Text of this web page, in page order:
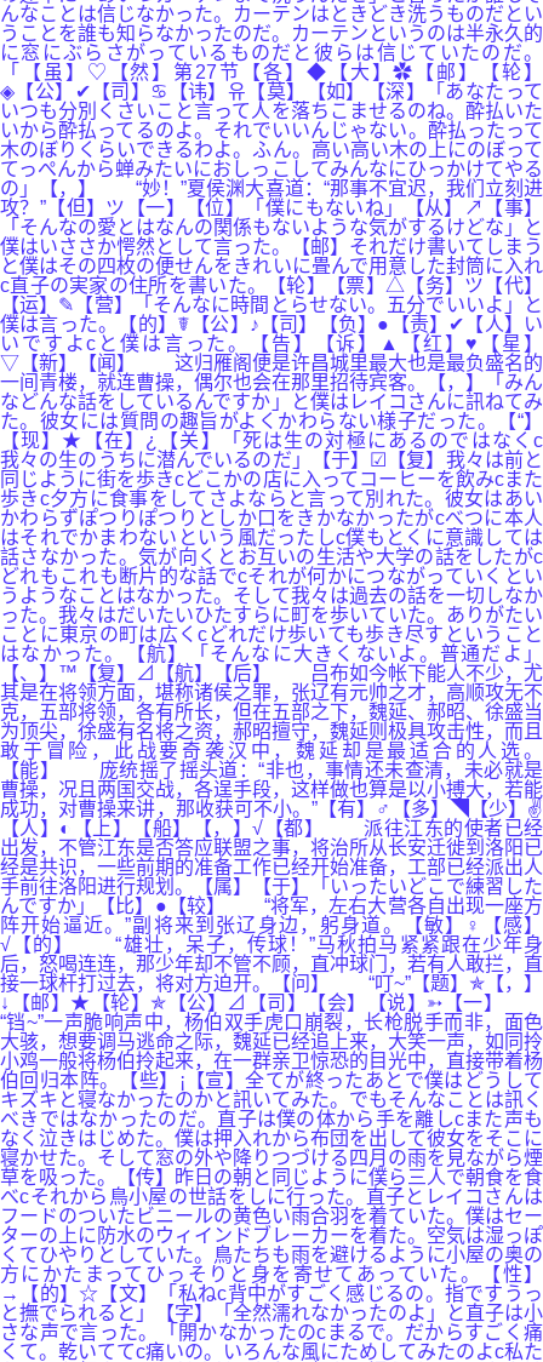
んなことは信じなかった。カーテンはときどき洗うものだとい
うことを誰も知らなかったのだ。カーテンというのは半永久的
に窓にぶらさがっているものだと彼らは信じていたのだ。
「【虽】♡【然】第27节【各】◆【大】✿【邮】【轮】
◈【公】✔【司】♋【讳】유【莫】【如】【深】「あなたって
いつも分別くさいこと言って人を落ちこませるのね。酔払いた
いから酔払ってるのよ。それでいいんじゃない。酔払ったって
木のぼりくらいできるわよ。ふん。高い高い木の上にのぼって
てっぺんから蝉みたいにおしっこしてみんなにひっかけてやる
の」【，】 “妙！”夏侯渊大喜道：“那事不宜迟，我们立刻进
攻？”【但】ツ【一】【位】「僕にもないね」【从】↗【事】
「そんなの愛とはなんの関係もないような気がするけどな」と
僕はいささか愕然として言った。【邮】それだけ書いてしまう
と僕はその四枚の便せんをきれいに畳んで用意した封筒に入れ
c直子の実家の住所を書いた。【轮】【票】△【务】ツ【代】
【运】✎【营】「そんなに時間とらせない。五分でいいよ」と
僕は言った。【的】☤【公】♪【司】【负】●【责】✔【人】い
いですよcと僕は言った。【告】【诉】▲【红】♥【星】
▽【新】【闻】 这归雁阁便是许昌城里最大也是最负盛名的
一间青楼，就连曹操，偶尔也会在那里招待宾客。【，】「みん
などんな話をしているんですか」と僕はレイコさんに訊ねてみ
た。彼女には質問の趣旨がよくかわらない様子だった。【“】
【现】★【在】¿【关】「死は生の対極にあるのではなくc
我々の生のうちに潜んでいるのだ」【于】☑【复】我々は前と
同じように街を歩きcどこかの店に入ってコーヒーを飲みcまた
歩きc夕方に食事をしてさよならと言って別れた。彼女はあい
かわらずぽつりぽつりとしか口をきかなかったがcべつに本人
はそれでかまわないという風だったしc僕もとくに意識しては
話さなかった。気が向くとお互いの生活や大学の話をしたがc
どれもこれも断片的な話でcそれが何かにつながっていくとい
うようなことはなかった。そして我々は過去の話を一切しなか
った。我々はだいたいひたすらに町を歩いていた。ありがたい
ことに東京の町は広くcどれだけ歩いても歩き尽すということ
はなかった。【航】「そんなに大きくないよ。普通だよ」
【、】™【复】⊿【航】【后】 吕布如今帐下能人不少，尤
其是在将领方面，堪称诸侯之罪，张辽有元帅之才，高顺攻无不
克，五部将领，各有所长，但在五部之下，魏延、郝昭、徐盛当
为顶尖，徐盛有名将之资，郝昭擅守，魏延则极具攻击性，而且
敢于冒险，此战要奇袭汉中，魏延却是最适合的人选。
【能】 庞统摇了摇头道：“非也，事情还未查清，未必就是
曹操，况且两国交战，各逞手段，这样做也算是以小搏大，若能
成功，对曹操来讲，那收获可不小。”【有】♂【多】◥【少】✌
【人】◐【上】【船】【，】√【都】 派往江东的使者已经
出发，不管江东是否答应联盟之事，将治所从长安迁徙到洛阳已
经是共识，一些前期的准备工作已经开始准备，工部已经派出人
手前往洛阳进行规划。【属】【于】「いったいどこで練習した
んですか」【比】●【较】 “将军，左右大营各自出现一座方
阵开始逼近。”副将来到张辽身边，躬身道。【敏】♀【感】
√【的】 “雄壮，呆子，传球！”马秋拍马紧紧跟在少年身
后，怒喝连连，那少年却不管不顾，直冲球门，若有人敢拦，直
接一球杆打过去，将对方迫开。【问】 “叮~”【题】✯【，】
↓【邮】★【轮】✯【公】⊿【司】【会】【说】➳【一】
“铛~”一声脆响声中，杨伯双手虎口崩裂，长枪脱手而非，面色
大骇，想要调马逃命之际，魏延已经追上来，大笑一声，如同拎
小鸡一般将杨伯拎起来，在一群亲卫惊恐的目光中，直接带着杨
伯回归本阵。【些】¡【宣】全てが終ったあとで僕はどうして
キズキと寝なかったのかと訊いてみた。でもそんなことは訊く
べきではなかったのだ。直子は僕の体から手を離しcまた声も
なく泣きはじめた。僕は押入れから布団を出して彼女をそこに
寝かせた。そして窓の外や降りつづける四月の雨を見ながら煙
草を吸った。【传】昨日の朝と同じように僕ら三人で朝食を食
べcそれから鳥小屋の世話をしに行った。直子とレイコさんは
フードのついたビニールの黄色い雨合羽を着ていた。僕はセー
ターの上に防水のウィインドブレーカーを着た。空気は湿っぽ
くてひやりとしていた。鳥たちも雨を避けるように小屋の奥の
方にかたまってひっそりと身を寄せてあっていた。【性】
→【的】☆【文】「私ねc背中がすごく感じるの。指ですうっ
と撫でられると」【字】「全然濡れなかったのよ」と直子は小
さな声で言った。「開かなかったのcまるで。だからすごく痛
くて。乾いててc痛いの。いろんな風にためしてみたのよc私た